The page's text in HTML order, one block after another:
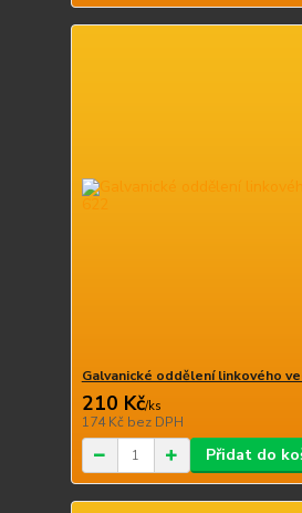
Galvanické oddělení linkového
210 Kč/ks
174 Kč bez DPH
Přidat do